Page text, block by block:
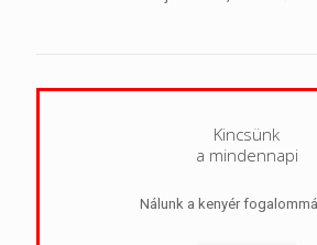
Kincsünk
a mindennapi
Nálunk a kenyér